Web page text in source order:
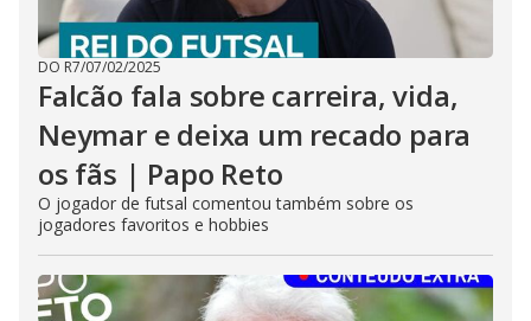
DO R7/07/02/2025
Falcão fala sobre carreira, vida,
Neymar e deixa um recado para
os fãs | Papo Reto
O jogador de futsal comentou também sobre os
jogadores favoritos e hobbies